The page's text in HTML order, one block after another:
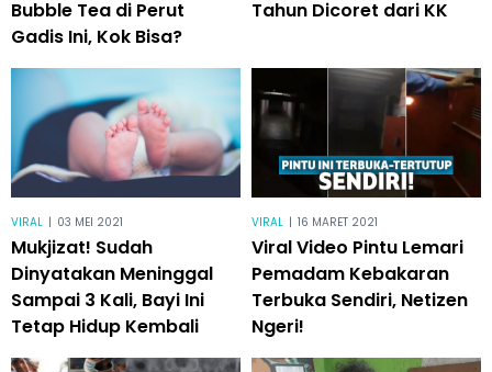
Bubble Tea di Perut
Gadis Ini, Kok Bisa?
Tahun Dicoret dari KK
VIRAL | 03 MEI 2021
Mukjizat! Sudah
Dinyatakan Meninggal
Sampai 3 Kali, Bayi Ini
Tetap Hidup Kembali
VIRAL | 16 MARET 2021
Viral Video Pintu Lemari
Pemadam Kebakaran
Terbuka Sendiri, Netizen
Ngeri!